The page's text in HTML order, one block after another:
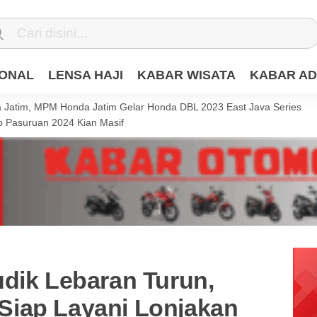
LENSA HAJI KABAR WISATA KABAR
MPM Honda Jatim Gelar Honda DBL 2023 East Java Series
Pasuruan 2024 Kian Masif
Lebaran Turun,
Layani Lonjakan